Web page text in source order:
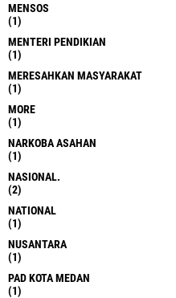
MENSOS
(1)
MENTERI PENDIKIAN
(1)
MERESAHKAN MASYARAKAT
(1)
MORE
(1)
NARKOBA ASAHAN
(1)
NASIONAL.
(2)
NATIONAL
(1)
NUSANTARA
(1)
PAD KOTA MEDAN
(1)